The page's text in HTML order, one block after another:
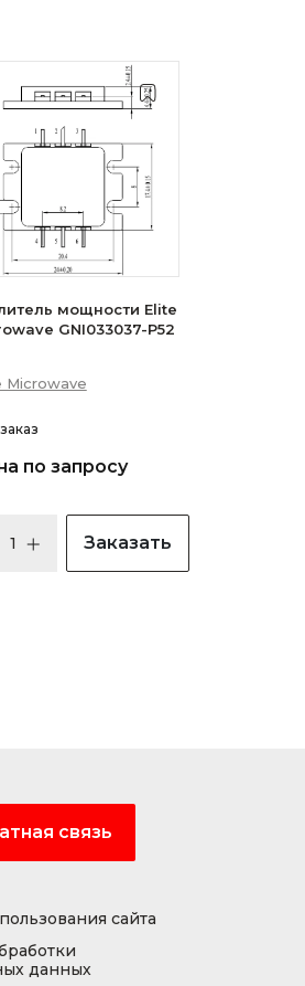
мощности Elite
GNI033037-P52
Microwave
по запросу
Заказать
связь
сайта
данных